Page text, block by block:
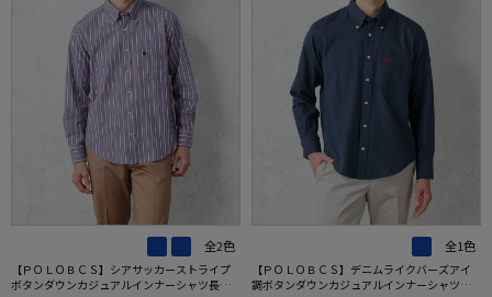
全2色
【ＰＯＬＯＢＣＳ】シアサッカーストライプ
ボタンダウンカジュアルインナーシャツ長袖
全1色
【ＰＯＬＯＢＣＳ】デニムライクバーズアイ
調ボタンダウンカジュアルインナーシャツ長